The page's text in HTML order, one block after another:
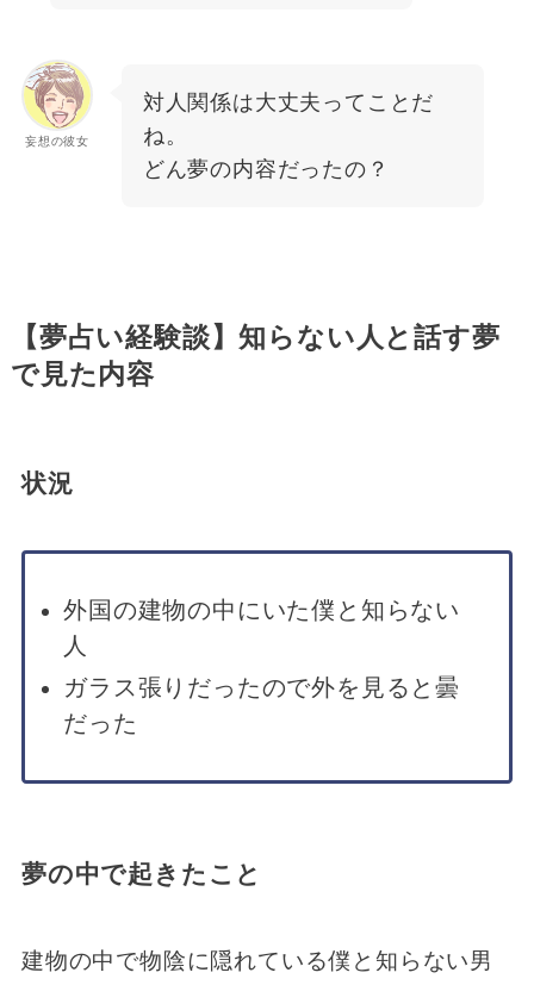
妄想の彼女
対人関係は大丈夫ってことだ
ね。
どん夢の内容だったの？
【夢占い経験談】知らない人と話す夢
で見た内容
状況
外国の建物の中にいた僕と知らない
人
ガラス張りだったので外を見ると曇
だった
夢の中で起きたこと
建物の中で物陰に隠れている僕と知らない男